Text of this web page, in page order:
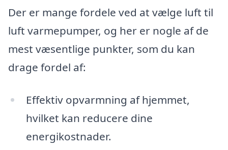
Der er mange fordele ved at vælge luft til
luft varmepumper, og her er nogle af de
mest væsentlige punkter, som du kan
drage fordel af:
Effektiv opvarmning af hjemmet,
hvilket kan reducere dine
energikostnader.